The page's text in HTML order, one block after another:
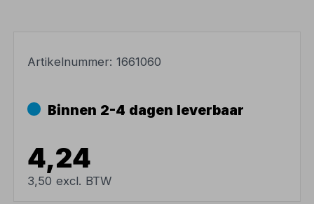
Artikelnummer:1661060
Binnen 2-4 dagen leverbaar
4,24
3,50 excl. BTW